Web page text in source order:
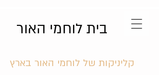
בית לוחמי האור
קליניקות של לוחמי האור בארץ